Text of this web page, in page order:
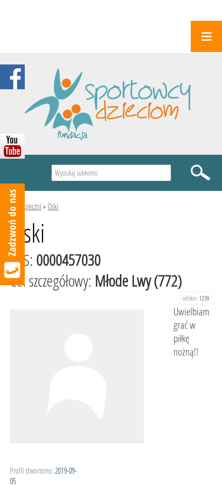
Podopieczni» Oski
Oski
KRS: 0000457030
Cel szczegółowy: Młode Lwy (772)
odsłon: 1239
Uwielbiam
grać w
piłkę
nożną!!
Profil stworzono: 2019-09-
05